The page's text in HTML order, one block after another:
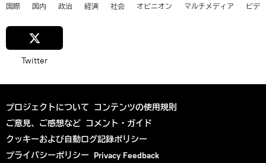
国際 国内 政治 経済 社会 オピニオン マルチメディア ビデ
Twitter
プロジェクトについて コンテンツの使用規則
ご意見、ご感想など コメント・ガイド
クッキーおよび自動ログ記録ポリシー
プライバシーポリシー Privacy Feedback